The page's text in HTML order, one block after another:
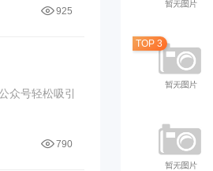
925
众号轻松吸引
790